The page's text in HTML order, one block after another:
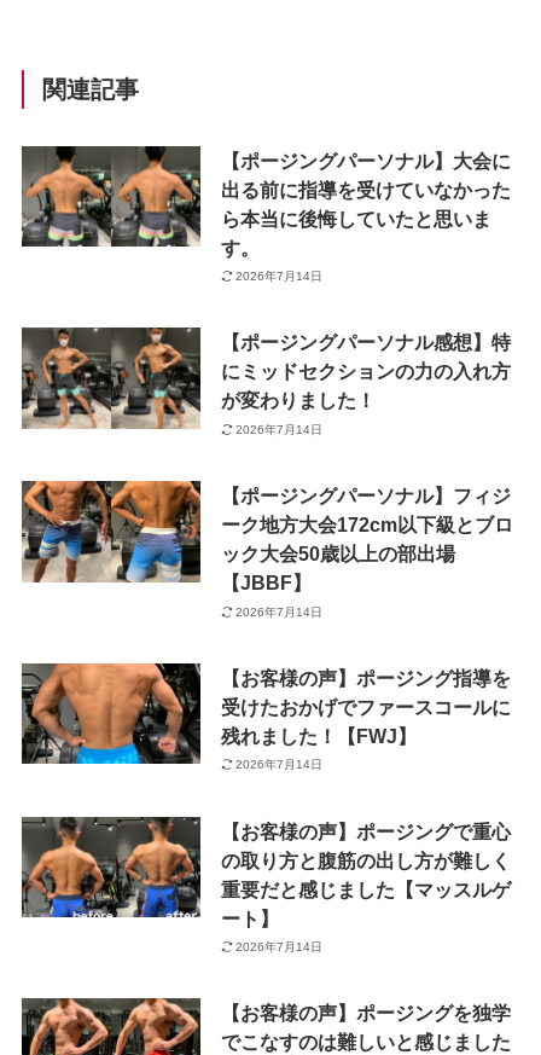
関連記事
【ポージングパーソナル】大会に
出る前に指導を受けていなかった
ら本当に後悔していたと思いま
す。
2026年7月14日
【ポージングパーソナル感想】特
にミッドセクションの力の入れ方
が変わりました！
2026年7月14日
【ポージングパーソナル】フィジ
ーク地方大会172cm以下級とブロ
ック大会50歳以上の部出場
【JBBF】
2026年7月14日
【お客様の声】ポージング指導を
受けたおかげでファースコールに
残れました！【FWJ】
2026年7月14日
【お客様の声】ポージングで重心
の取り方と腹筋の出し方が難しく
重要だと感じました【マッスルゲ
ート】
2026年7月14日
【お客様の声】ポージングを独学
でこなすのは難しいと感じました